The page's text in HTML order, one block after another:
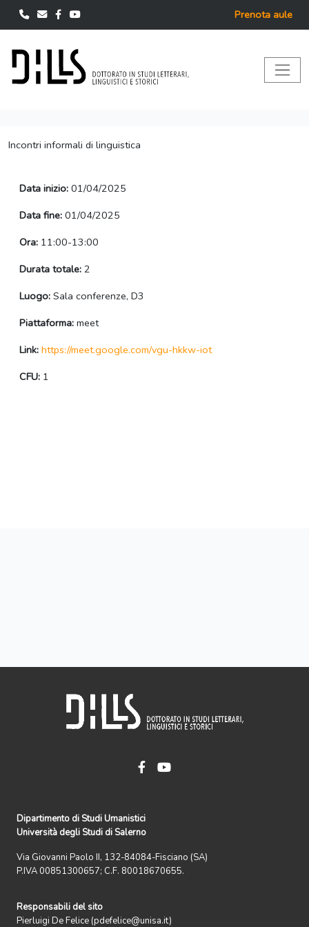
Prenota aule
Incontri informali di linguistica
Data inizio: 01/04/2025
Data fine: 01/04/2025
Ora: 11:00-13:00
Durata totale: 2
Luogo: Sala conferenze, D3
Piattaforma: meet
Link: https://meet.google.com/vgu-hkkw-iot
CFU: 1
Dipartimento di Studi Umanistici
Università degli Studi di Salerno
Via Giovanni Paolo II, 132-84084-Fisciano (SA)
P.IVA 00851300657; C.F. 80018670655.
Responsabili del sito
Pierluigi De Felice (pdefelice@unisa.it)